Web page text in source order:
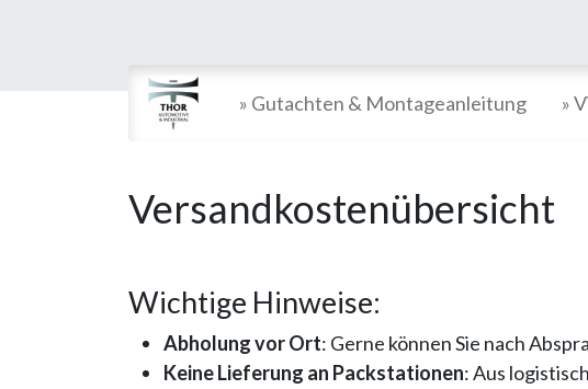
» Gutachten & Montageanleitung »
Versandkostenübersicht
Wichtige Hinweise:
Abholung vor Ort: Gerne können Sie nach
Keine Lieferung an Packstationen: Aus